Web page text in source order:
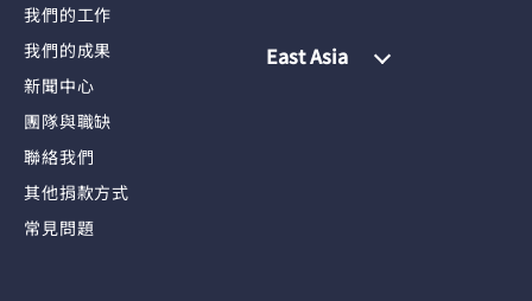
我們的工作
我們的成果
新聞中心
團隊與職缺
聯絡我們
其他捐款方式
常見問題
East Asia